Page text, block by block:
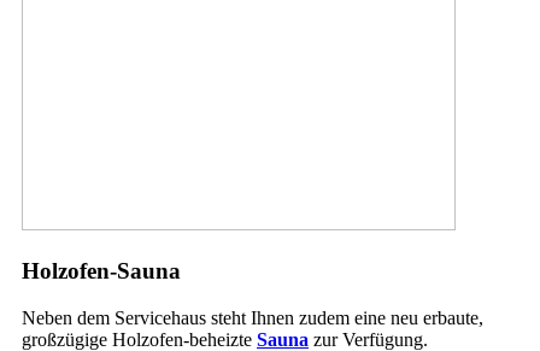
Holzofen-Sauna
Neben dem Servicehaus steht Ihnen zudem eine neu erbaute,
großzügige Holzofen-beheizte Sauna zur Verfügung.